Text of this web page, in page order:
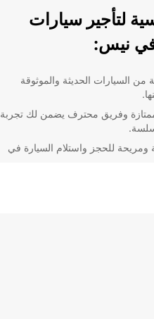
لتأجير سيارات
من السيارات الحديثة والموثوقة
وفريق محترف يضمن لك تجربة
ومريحة للحجز واستلام السيارة في